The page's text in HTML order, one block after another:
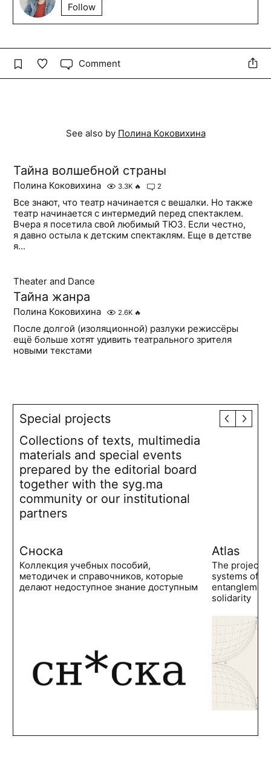
Follow
Comment
See also by Полина Коковихина
Тайна волшебной страны
Полина Коковихина 3.3K 🔥 2
Все знают, что театр начинается с вешалки. Но также
театр начинается с интермедий перед спектаклем.
Вчера я посетила свой любимый ТЮЗ. Если честно,
я давно остыла к детским спектаклям. Еще в детстве
я...
Theater and Dance
Тайна жанра
Полина Коковихина 2.6K 🔥
После долгой (изоляционной) разлуки режиссёры
ещё больше хотят удивить театрального зрителя
новыми текстами
Special projects
Collections of texts, multimedia
materials and special events
prepared by the editorial board
together with the syg.ma
community or our institutional
partners
Сноска
Коллекция учебных пособий,
методичек и справочников, которые
делают недоступное знание доступным
Atlas
The project
systems of
solidarity